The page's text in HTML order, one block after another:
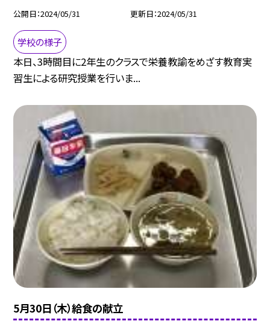
公開日 2024/05/31 更新日 2024/05/31
学校の様子
本日、3時間目に2年生のクラスで栄養教諭をめざす教育実
習生による研究授業を行いま...
5月30日（木）給食の献立